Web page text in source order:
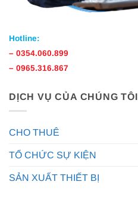
Hotline:
– 0354.060.899
– 0965.316.867
DỊCH VỤ CỦA CHÚNG TÔI
CHO THUÊ
TỔ CHỨC SỰ KIỆN
SẢN XUẤT THIẾT BỊ